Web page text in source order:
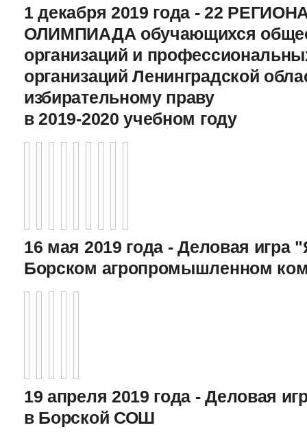
1 декабря 2019 года - 22
ОЛИМПИАДА обучающихся
организаций и
организаций Ленинградской
избирательному праву
в 2019-2020 учебном году
16 мая 2019 года - Деловая игра
Борском агропромышленном
19 апреля 2019 года - Деловая
в Борской СОШ